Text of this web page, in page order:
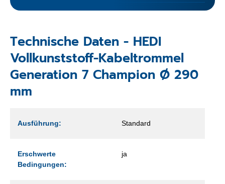
Technische Daten - HEDI
Vollkunststoff-Kabeltrommel
Generation 7 Champion Ø 290
mm
Ausführung: Standard
Erschwerte
Bedingungen:
ja